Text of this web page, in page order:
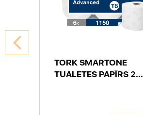
TORK SMARTONE
TUALETES PAPĪRS 2...